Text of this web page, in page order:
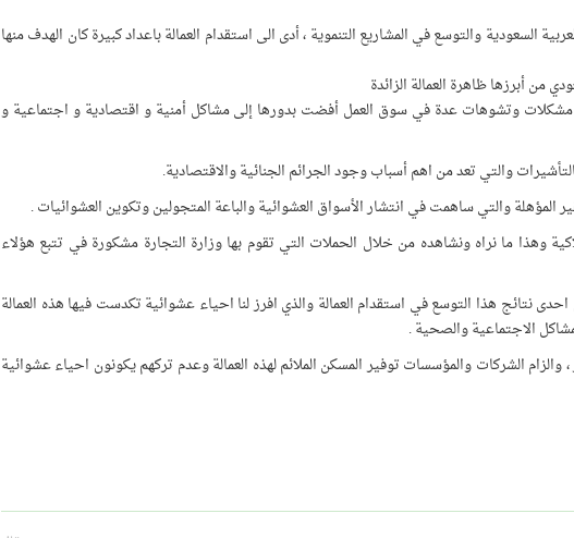
السعودية والتوسع في المشاريع التنموية ، أدى الى استقدام العمالة باعداد كبيرة كان الهدف منها
أبرزها ظاهرة العمالة الزائدة
مشكلات وتشوهات عدة في سوق العمل أفضت بدورها إلى مشاكل أمنية و اقتصادية و اجتماعية و
والتي تعد من اهم أسباب وجود الجرائم الجنائية والاقتصادية.
المؤهلة والتي ساهمت في انتشار الأسواق العشوائية والباعة المتجولين وتكوين العشوائيات .
وهذا ما نراه ونشاهده من خلال الحملات التي تقوم بها وزارة التجارة مشكورة في تتبع هؤلاء
نتائج هذا التوسع في استقدام العمالة والذي افرز لنا احياء عشوائية تكدست فيها هذه العمالة
الاجتماعية والصحية .
، والزام الشركات والمؤسسات توفير المسكن الملائم لهذه العمالة وعدم تركهم يكونون احياء عشوائية